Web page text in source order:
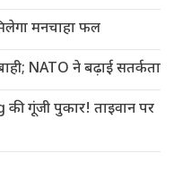
मनचाहा फल
NATO ने बढ़ाई सतर्कता
गूंजी पुकार! ताइवान पर